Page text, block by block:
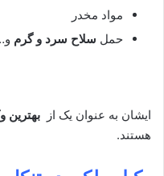
مواد مخدر
حمل سلاح سرد و گرم
ایشان به عنوان یک از بهترین
هستند.